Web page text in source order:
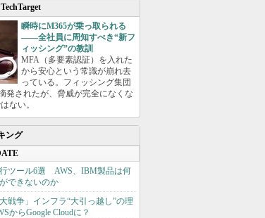
瞬時にM365が乗っ取られる
――全社員に周知すべき“新フ
ィッシング”の教訓
MFA（多要素認証）を入れた
から安心という常識が崩れ去
っている。フィッシング集団
摘発されたが、脅威が完全になくな
ない。
ング
ツール6選 AWS、IBM製品は何
できないのか
大戦争」インフラ“大引っ越し”の理
からGoogle Cloudに？